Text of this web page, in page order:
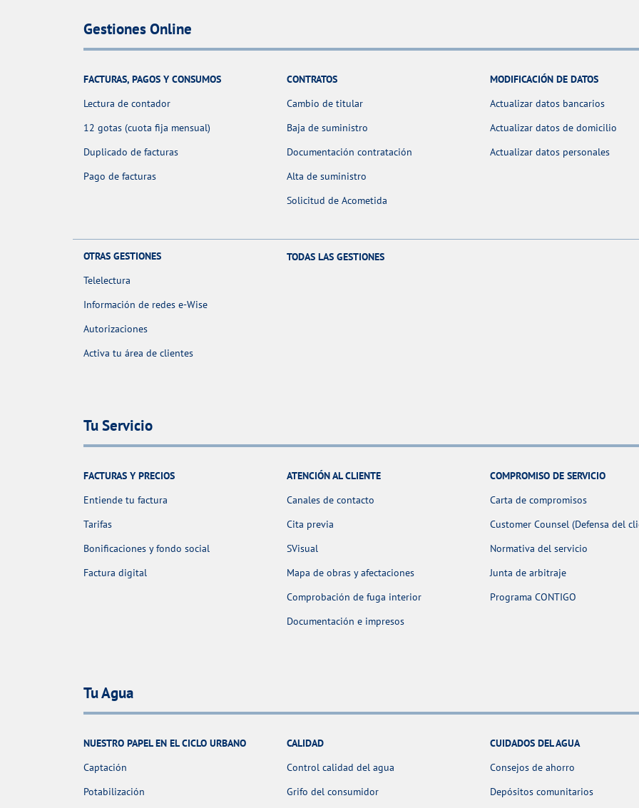
Gestiones Online
FACTURAS, PAGOS Y CONSUMOS
Lectura de contador
12 gotas (cuota fija mensual)
Duplicado de facturas
Pago de facturas
CONTRATOS
Cambio de titular
Baja de suministro
Documentación contratación
Alta de suministro
Solicitud de Acometida
MODIFICACIÓN DE DATOS
Actualizar datos bancarios
Actualizar datos de domicilio
Actualizar datos personales
OTRAS GESTIONES
Telelectura
Información de redes e-Wise
Autorizaciones
Activa tu área de clientes
TODAS LAS GESTIONES
Tu Servicio
FACTURAS Y PRECIOS
Entiende tu factura
Tarifas
Bonificaciones y fondo social
Factura digital
ATENCIÓN AL CLIENTE
Canales de contacto
Cita previa
SVisual
Mapa de obras y afectaciones
Comprobación de fuga interior
Documentación e impresos
COMPROMISO DE SERVICIO
Carta de compromisos
Customer Counsel (Defensa del
Normativa del servicio
Junta de arbitraje
Programa CONTIGO
Tu Agua
NUESTRO PAPEL EN EL CICLO URBANO
Captación
Potabilización
CALIDAD
Control calidad del agua
Grifo del consumidor
CUIDADOS DEL AGUA
Consejos de ahorro
Depósitos comunitarios